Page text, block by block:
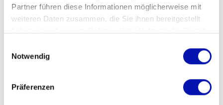
Partner führen diese Informationen möglicherweise mit
weiteren Daten zusammen, die Sie ihnen bereitgestellt
Notwendig
Präferenzen
Weitere Artikel